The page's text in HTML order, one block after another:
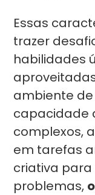
Essas
trazer
habilidades
ambiente
capacidade
complexos,
em tarefas
criativa
problemas,